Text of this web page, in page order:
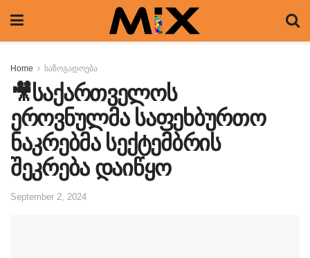
Home საზოგადოება
🎥საქართველოს
ეროვნულმა საფეხბურთო
ნაკრებმა სექტემბრის
შეკრება დაიწყო
September 2, 2024